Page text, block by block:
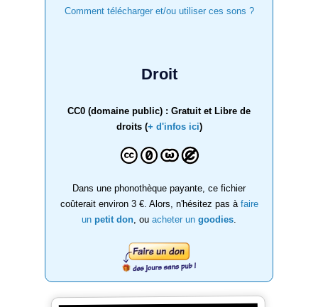
Comment télécharger et/ou utiliser ces sons ?
Droit
CC0 (domaine public) : Gratuit et Libre de
droits (+ d'infos ici)
Dans une phonothèque payante, ce fichier
coûterait environ 3 €. Alors, n'hésitez pas à faire
un petit don , ou acheter un goodies